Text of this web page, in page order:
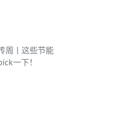
周丨这些节能
一下！